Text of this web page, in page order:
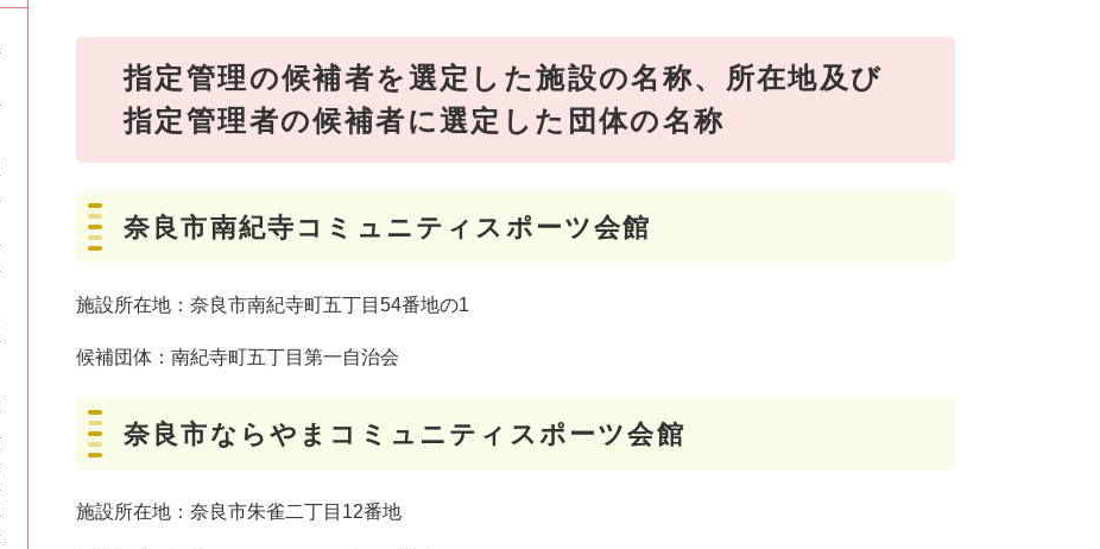
指定管理の候補者を選定した施設の名称、所在地及び
指定管理者の候補者に選定した団体の名称
奈良市南紀寺コミュニティスポーツ会館
施設所在地：奈良市南紀寺町五丁目54番地の1
候補団体：南紀寺町五丁目第一自治会
奈良市ならやまコミュニティスポーツ会館
施設所在地：奈良市朱雀二丁目12番地